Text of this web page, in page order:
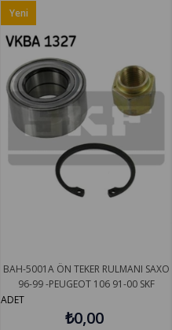
BAH-5001A ÖN TEKER RULMANI SAXO
96-99 -PEUGEOT 106 91-00 SKF
ADET
₺0,00
Yeni
Ürün